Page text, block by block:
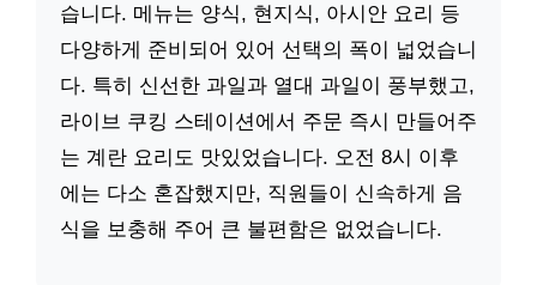
습니다. 메뉴는 양식, 현지식, 아시안 요리 등
다양하게 준비되어 있어 선택의 폭이 넓었습니
다. 특히 신선한 과일과 열대 과일이 풍부했고,
라이브 쿠킹 스테이션에서 주문 즉시 만들어주
는 계란 요리도 맛있었습니다. 오전 8시 이후
에는 다소 혼잡했지만, 직원들이 신속하게 음
식을 보충해 주어 큰 불편함은 없었습니다.